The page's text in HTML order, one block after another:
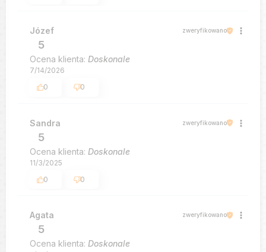
Józef zweryfikowano
5
Ocena klienta: Doskonale
7/14/2026
0
0
Sandra zweryfikowano
5
Ocena klienta: Doskonale
11/3/2025
0
0
Agata zweryfikowano
5
Ocena klienta: Doskonale